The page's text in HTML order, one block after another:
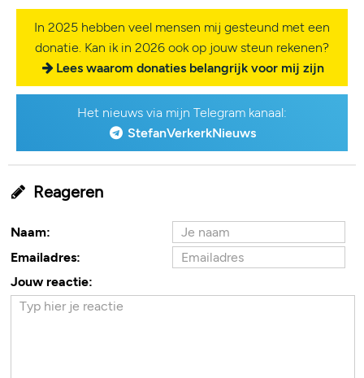
In 2025 hebben veel mensen mij gesteund met een
donatie. Kan ik in 2026 ook op jouw steun rekenen?
Lees waarom donaties belangrijk voor mij zijn
Het nieuws via mijn Telegram kanaal:
StefanVerkerkNieuws
Reageren
Naam:
Emailadres:
Jouw reactie: